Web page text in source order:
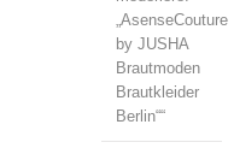
„AsenseCouture
by JUSHA
Brautmoden
Brautkleider
Berlin““